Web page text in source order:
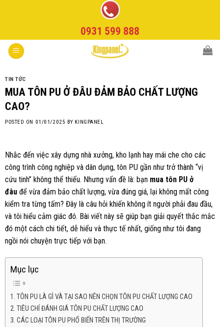
0931 599 888
TIN TỨC
MUA TÔN PU Ở ĐÂU ĐẢM BẢO CHẤT LƯỢNG
CAO?
POSTED ON 01/01/2025 BY KINGPANEL
Nhắc đến việc xây dựng nhà xưởng, kho lạnh hay mái che cho các
công trình công nghiệp và dân dụng, tôn PU gần như trở thành “vị
cứu tinh” không thể thiếu. Nhưng vấn đề là: bạn mua tôn PU ở
đâu để vừa đảm bảo chất lượng, vừa đúng giá, lại không mất công
kiểm tra từng tấm? Đây là câu hỏi khiến không ít người phải đau đầu,
và tôi hiểu cảm giác đó. Bài viết này sẽ giúp bạn giải quyết thắc mắc
đó một cách chi tiết, dễ hiểu và thực tế nhất, giống như tôi đang
ngồi nói chuyện trực tiếp với bạn.
Mục lục
TÔN PU LÀ GÌ VÀ TẠI SAO NÊN CHỌN TÔN PU CHẤT LƯỢNG CAO
TIÊU CHÍ ĐÁNH GIÁ TÔN PU CHẤT LƯỢNG CAO
CÁC LOẠI TÔN PU PHỔ BIẾN TRÊN THỊ TRƯỜNG